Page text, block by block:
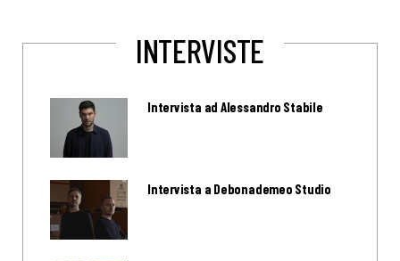
INTERVISTE
Intervista ad Alessandro Stabile
Intervista a Debonademeo Studio